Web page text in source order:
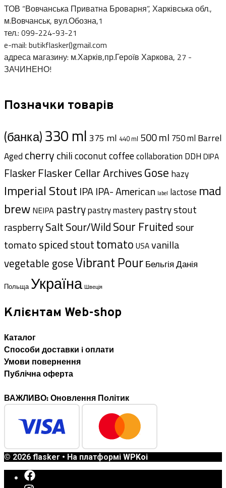
ТОВ “Вовчанська Приватна Броварня”, Харківська обл.,
м.Вовчанськ, вул.Обозна,1
тел.: 099-224-93-21
e-mail: butikflasker()gmail.com
адреса магазину: м.Харків,пр.Героїв Харкова, 27 -
ЗАЧИНЕНО!
Позначки товарів
(банка)330 ml 375 ml 440 ml 500 ml 750 ml Barrel
Aged cherrychilicoconutcoffeecollaboration DDH DIPA
FlaskerFlasker Cellar ArchivesGose hazy
Imperial Stout IPA IPA- American label lactose mad
brew NEIPA pastrypastry masterypastry stout
raspberrySaltSour/WildSour Fruited sour
tomatospicedstouttomato USAvanilla
vegetable goseVibrant PourБельгіяДанія
Польща Україна Швеція
Клієнтам Web-shop
Каталог
Способи доставки i оплати
Умови повернення
Публічна оферта
ВАЖЛИВО: Оновлення Політик
© 2026 flasker • На платформі WPKoi